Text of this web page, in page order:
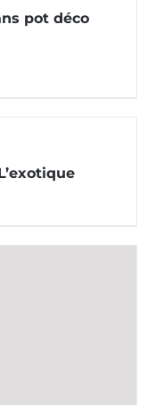
pot déco